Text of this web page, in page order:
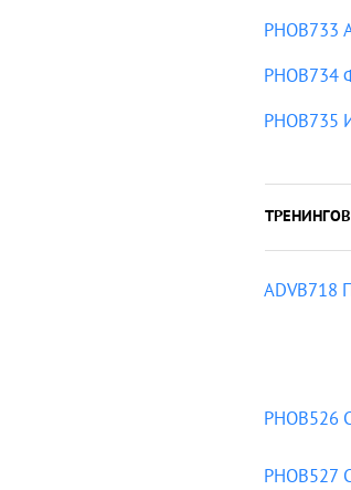
PHOB733
PHOB734
PHOB735
ADVB718
PHOB526
PHOB527